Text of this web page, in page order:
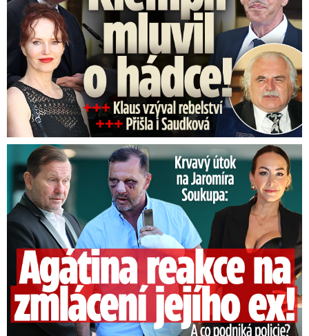
Útok na Jaromíra Soukupa: Reakce Agáty na zmlácení jejího ex